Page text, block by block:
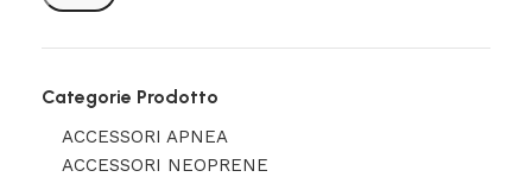
Categorie Prodotto
ACCESSORI APNEA
ACCESSORI NEOPRENE